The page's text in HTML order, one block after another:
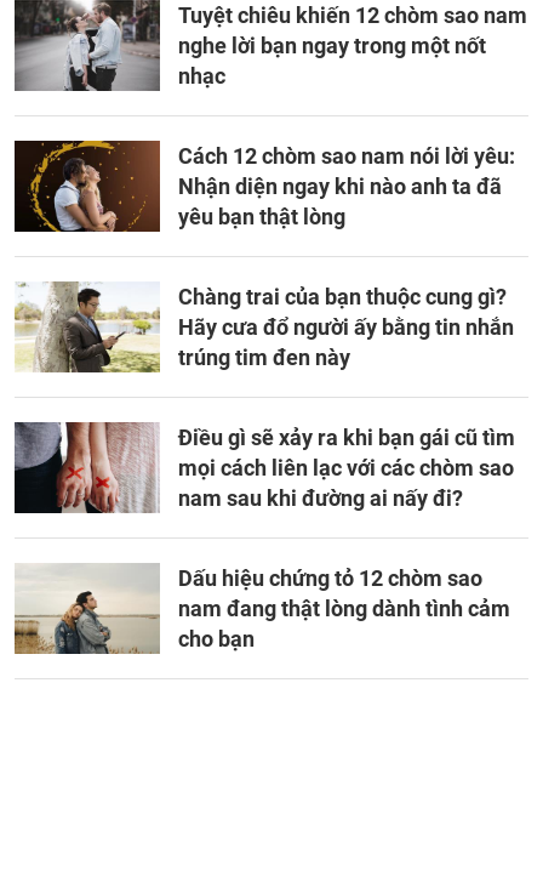
Tuyệt chiêu khiến 12 chòm sao nam
nghe lời bạn ngay trong một nốt
nhạc
Cách 12 chòm sao nam nói lời yêu:
Nhận diện ngay khi nào anh ta đã
yêu bạn thật lòng
Chàng trai của bạn thuộc cung gì?
Hãy cưa đổ người ấy bằng tin nhắn
trúng tim đen này
Điều gì sẽ xảy ra khi bạn gái cũ tìm
mọi cách liên lạc với các chòm sao
nam sau khi đường ai nấy đi?
Dấu hiệu chứng tỏ 12 chòm sao
nam đang thật lòng dành tình cảm
cho bạn